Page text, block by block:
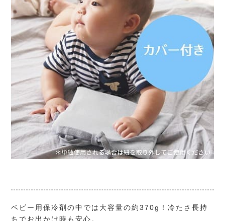
ベビー用保冷剤の中では大容量の約370g！冷たさ長持
ちでお出かけ時も安心。